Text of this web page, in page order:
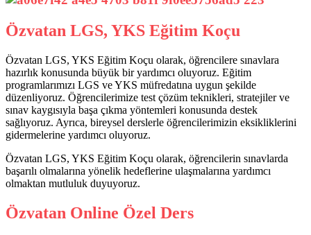
Özvatan LGS, YKS Eğitim Koçu
Özvatan LGS, YKS Eğitim Koçu olarak, öğrencilere sınavlara
hazırlık konusunda büyük bir yardımcı oluyoruz. Eğitim
programlarımızı LGS ve YKS müfredatına uygun şekilde
düzenliyoruz. Öğrencilerimize test çözüm teknikleri, stratejiler ve
sınav kaygısıyla başa çıkma yöntemleri konusunda destek
sağlıyoruz. Ayrıca, bireysel derslerle öğrencilerimizin eksikliklerini
gidermelerine yardımcı oluyoruz.
Özvatan LGS, YKS Eğitim Koçu olarak, öğrencilerin sınavlarda
başarılı olmalarına yönelik hedeflerine ulaşmalarına yardımcı
olmaktan mutluluk duyuyoruz.
Özvatan Online Özel Ders